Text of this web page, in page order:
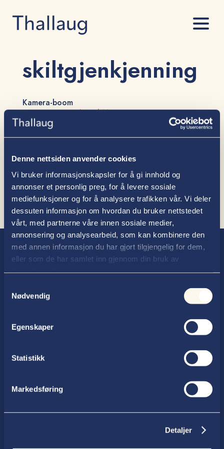
Denne nettsiden anvender cookies
Vi bruker informasjonskapsler for å gi innhold og
annonser et personlig preg, for å levere sosiale
mediefunksjoner og for å analysere trafikken vår. Vi deler
dessuten informasjon om hvordan du bruker nettstedet
vårt, med partnerne våre innen sosiale medier,
annonsering og analysearbeid, som kan kombinere den
med annen informasjon du har gjort tilgjengelig for dem,
eller som de har samlet inn gjennom din bruk av
Nødvendig
Egenskaper
Statistikk
Markedsføring
Detaljer
skiltgjenkjenning
Kamera-boom
avBergsvein Træthaug|11. apr 2025
De popper opp, kamerabommene på private veger. Men, er det
egentlig lov?
begrensninger.
Postboks 354, 2602 Lillehammer
